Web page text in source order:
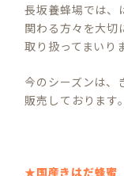
長坂養蜂場では、
関わる方々を大切
取り扱ってまいり
今のシーズンは、
販売しております。
★国産きはだ蜂蜜